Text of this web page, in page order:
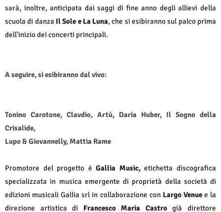
sarà, inoltre, anticipata dai saggi di fine anno degli allievi della
scuola di danza Il Sole e La Luna, che si esibiranno sul palco prima
dell'inizio dei concerti principali.
A seguire, si esibiranno dal vivo:
Tonino Carotone, Clavdio, Artù, Daria Huber, Il Sogno della
Crisalide,
Lupo & Giovannelly, Mattia Rame
Promotore del progetto èGallia Music,etichetta discografica
specializzata in musica emergente di proprietà della società di
edizioni musicali Gallia srl in collaborazione con Largo Venuee la
direzione artistica di Francesco Maria Castrogià direttore